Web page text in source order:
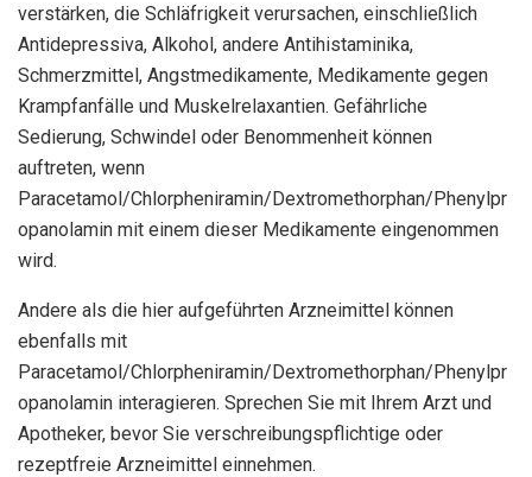
verstärken, die Schläfrigkeit verursachen, einschließlich
Antidepressiva, Alkohol, andere Antihistaminika,
Schmerzmittel, Angstmedikamente, Medikamente gegen
Krampfanfälle und Muskelrelaxantien. Gefährliche
Sedierung, Schwindel oder Benommenheit können
auftreten, wenn
Paracetamol/Chlorpheniramin/Dextromethorphan/Phenylpr
opanolamin mit einem dieser Medikamente eingenommen
wird.
Andere als die hier aufgeführten Arzneimittel können
ebenfalls mit
Paracetamol/Chlorpheniramin/Dextromethorphan/Phenylpr
opanolamin interagieren. Sprechen Sie mit Ihrem Arzt und
Apotheker, bevor Sie verschreibungspflichtige oder
rezeptfreie Arzneimittel einnehmen.